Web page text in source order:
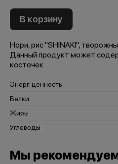
В корзину
Нори, рис "SHINAKI",
Данный продукт может
косточек
Энерг. ценность
Белки
Жиры
Углеводы
Мы